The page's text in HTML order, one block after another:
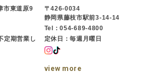
市東道原9
定期営業し
〒426-0034
静岡県藤枝市駅前3-14-14
Tel：054-689-4800
定休日：毎週月曜日
view more